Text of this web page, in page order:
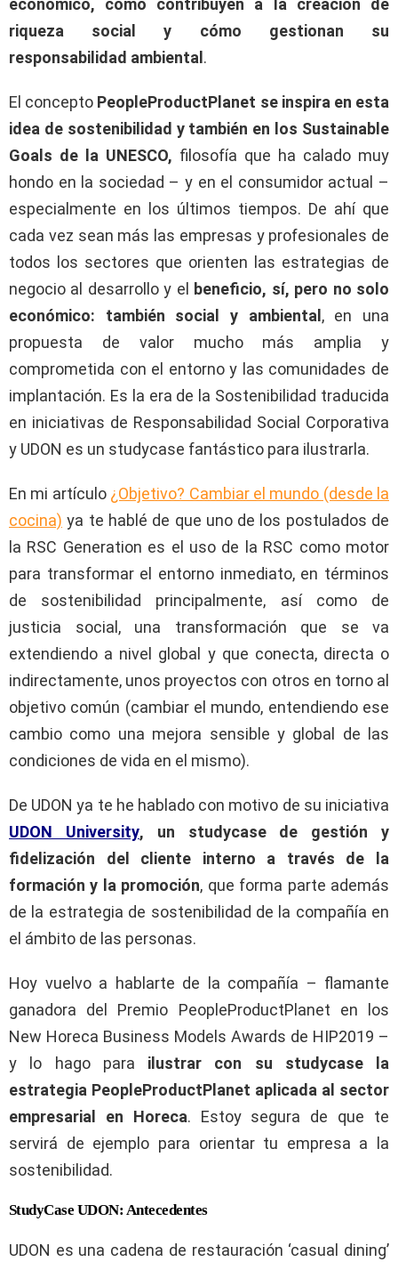
económico, cómo contribuyen a la creación de
riqueza social y cómo gestionan su
responsabilidad ambiental .
El concepto PeopleProductPlanet se inspira en esta
idea de sostenibilidad y también en los Sustainable
Goals de la UNESCO, filosofía que ha calado muy
hondo en la sociedad – y en el consumidor actual –
especialmente en los últimos tiempos. De ahí que
cada vez sean más las empresas y profesionales de
todos los sectores que orienten las estrategias de
negocio al desarrollo y el
beneficio, sí, pero no solo
económico: también social y ambiental , en una
propuesta de valor mucho más amplia y
comprometida con el entorno y las comunidades de
implantación. Es la era de la Sostenibilidad traducida
en iniciativas de Responsabilidad Social Corporativa
y UDON es un studycase fantástico para ilustrarla.
En mi artículo ¿Objetivo? Cambiar el mundo (desde la
cocina) ya te hablé de que uno de los postulados de
la RSC Generation es el uso de la RSC como motor
para transformar el entorno inmediato, en términos
de sostenibilidad principalmente, así como de
justicia social, una transformación que se va
extendiendo a nivel global y que conecta, directa o
indirectamente, unos proyectos con otros en torno al
objetivo común (cambiar el mundo, entendiendo ese
cambio como una mejora sensible y global de las
condiciones de vida en el mismo).
De UDON ya te he hablado con motivo de su iniciativa
UDON University, un studycase de gestión y
fidelización del cliente interno a través de la
formación y la promoción, que forma parte además
de la estrategia de sostenibilidad de la compañía en
el ámbito de las personas.
Hoy vuelvo a hablarte de la compañía – flamante
ganadora del Premio PeopleProductPlanet en los
New Horeca Business Models Awards de HIP2019 –
y lo hago para ilustrar con su studycase la
estrategia PeopleProductPlanet aplicada al sector
empresarial en Horeca. Estoy segura de que te
servirá de ejemplo para orientar tu empresa a la
sostenibilidad.
StudyCase UDON: Antecedentes
UDON es una cadena de restauración ‘casual dining’